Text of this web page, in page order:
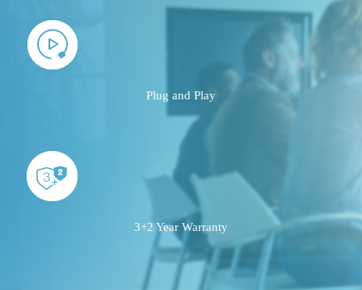
Plug and Play
3+2 Year Warranty